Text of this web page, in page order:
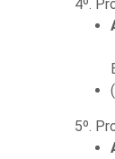
4º.
5º.